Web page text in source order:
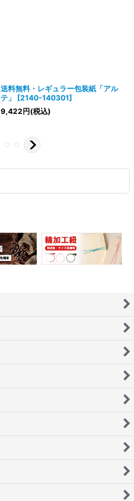
送料無料・レギュラー包装紙「アル
テ」
[2140-140301]
9,422円(税込)